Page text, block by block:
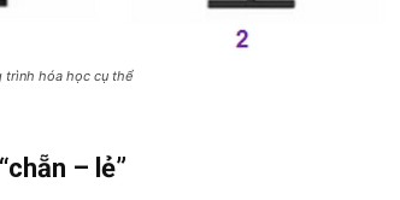
trình hóa học cụ thể
– lẻ”